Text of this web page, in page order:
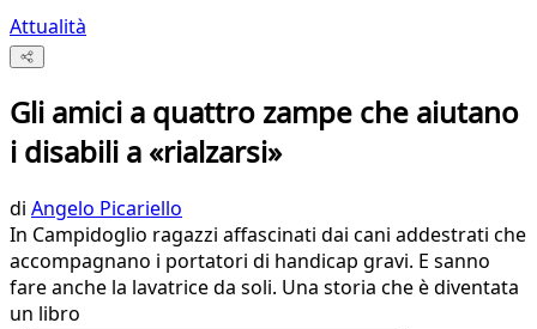
Attualità
Gli amici a quattro zampe che aiutano
i disabili a «rialzarsi»
di Angelo Picariello
In Campidoglio ragazzi affascinati dai cani addestrati che
accompagnano i portatori di handicap gravi. E sanno
fare anche la lavatrice da soli. Una storia che è diventata
un libro